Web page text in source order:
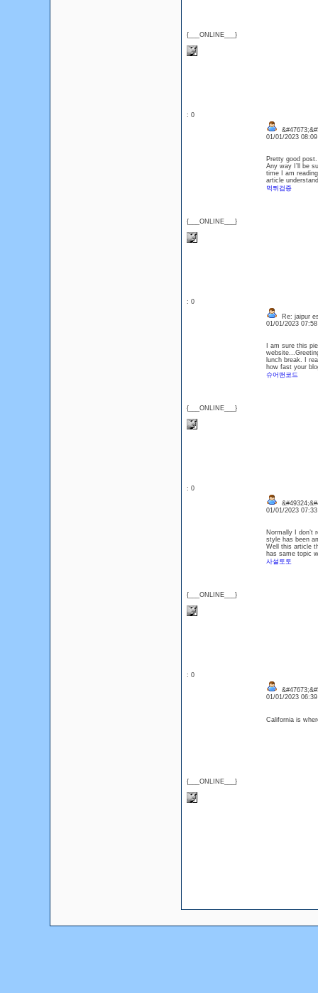
{___ONLINE___}
: 0
{___ONLINE___}
01/01/2023
Pretty good
Any way I’ll be
time I am
article
먹튀검증
: 0
{___ONLINE___}
Re: jaipur
01/01/2023
I am sure this
lunch break. I
how fast your
슈어맨코드
: 0
{___ONLINE___}
01/01/2023
Normally I don’t
style has been
Well this article
has same topic
사설토토
: 0
{___ONLINE___}
01/01/2023
California is